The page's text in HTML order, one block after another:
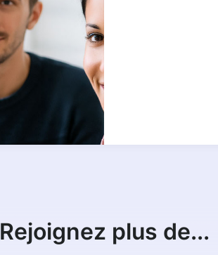
Rejoignez plus de...